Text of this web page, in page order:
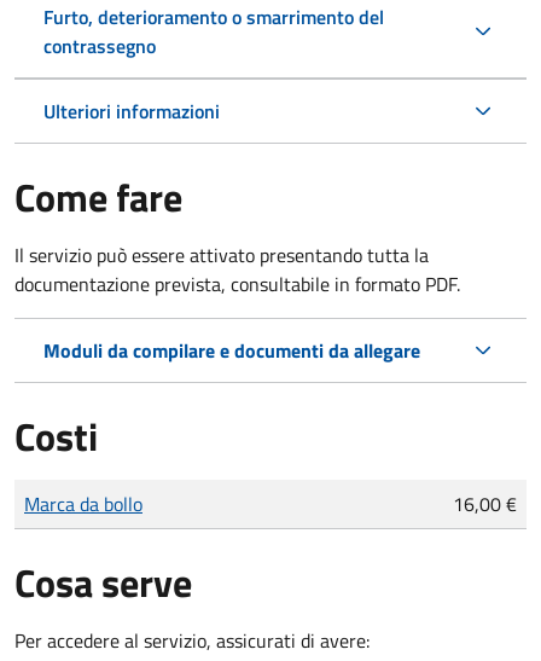
Furto, deterioramento o smarrimento del
contrassegno
Ulteriori informazioni
Come fare
Il servizio può essere attivato presentando tutta la
documentazione prevista, consultabile in formato PDF.
Moduli da compilare e documenti da allegare
Costi
Tipo di pagamento
Importo
Marca da bollo 16,00 €
Cosa serve
Per accedere al servizio, assicurati di avere: